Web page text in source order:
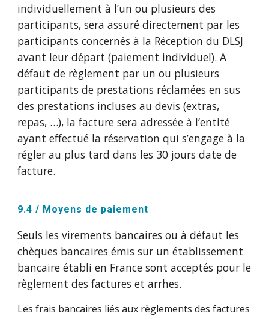
individuellement à l’un ou plusieurs des
participants, sera assuré directement par les
participants concernés à la Réception du DLSJ
avant leur départ (paiement individuel). A
défaut de règlement par un ou plusieurs
participants de prestations réclamées en sus
des prestations incluses au devis (extras,
repas, …), la facture sera adressée à l’entité
ayant effectué la réservation qui s’engage à la
régler au plus tard dans les 30 jours date de
facture.
9.4 / Moyens de paiement
Seuls les virements bancaires ou à défaut les
chèques bancaires émis sur un établissement
bancaire établi en France sont acceptés pour le
règlement des factures et arrhes.
Les frais bancaires liés aux règlements des factures